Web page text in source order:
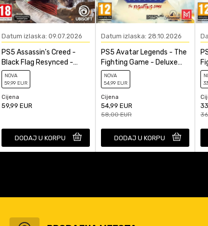
Datum izlaska: 09.07.2026
PS5 Assassin's Creed -
Black Flag Resynced -
Standard Edition
NOVA
59,99 EUR
Cijena
59,99 EUR
DODAJ U KORPU
Datum izlaska: 28.10.2026
PS5 Avatar Legends - The
Fighting Game - Deluxe
Edition
NOVA
54,99 EUR
Cijena
54,99 EUR
58,00EUR
DODAJ U KORPU
33